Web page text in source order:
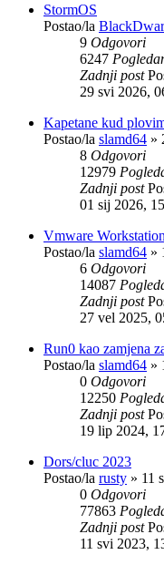
StormOS
Postao/la
9 Odgovori
6247
Zadnji post
29 svi 2026,
Kapetane kud
Postao/la slamd64 »
8 Odgovori
12979
Zadnji post
01 sij 2026,
Vmware
Postao/la slamd64 »
6 Odgovori
14087
Zadnji post
27 vel 2025,
Run0 kao zamjena
Postao/la slamd64 »
0 Odgovori
12250
Zadnji post
19 lip 2024,
Dors/cluc 2023
Postao/la rusty » 11
0 Odgovori
77863
Zadnji post
11 svi 2023,